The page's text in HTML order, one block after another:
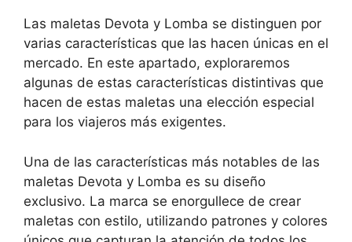
Las maletas Devota y Lomba se distinguen por
varias características que las hacen únicas en el
mercado. En este apartado, exploraremos
algunas de estas características distintivas que
hacen de estas maletas una elección especial
para los viajeros más exigentes.
Una de las características más notables de las
maletas Devota y Lomba es su diseño
exclusivo. La marca se enorgullece de crear
maletas con estilo, utilizando patrones y colores